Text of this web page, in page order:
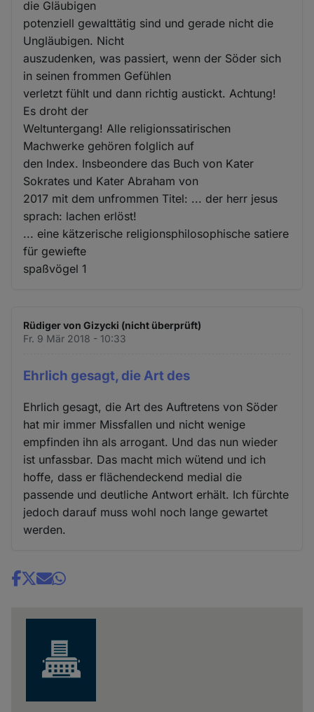
die Gläubigen
potenziell gewalttätig sind und gerade nicht die
Ungläubigen. Nicht
auszudenken, was passiert, wenn der Söder sich
in seinen frommen Gefühlen
verletzt fühlt und dann richtig austickt. Achtung!
Es droht der
Weltuntergang! Alle religionssatirischen
Machwerke gehören folglich auf
den Index. Insbeondere das Buch von Kater
Sokrates und Kater Abraham von
2017 mit dem unfrommen Titel: ... der herr jesus
sprach: lachen erlöst!
... eine kätzerische religionsphilosophische satiere
für gewiefte
spaßvögel 1
Rüdiger von Gizycki (nicht überprüft)
Fr. 9 Mär 2018 - 10:33
Ehrlich gesagt, die Art des
Ehrlich gesagt, die Art des Auftretens von Söder
hat mir immer Missfallen und nicht wenige
empfinden ihn als arrogant. Und das nun wieder
ist unfassbar. Das macht mich wütend und ich
hoffe, dass er flächendeckend medial die
passende und deutliche Antwort erhält. Ich fürchte
jedoch darauf muss wohl noch lange gewartet
werden.
Share